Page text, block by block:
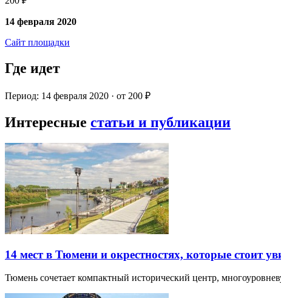
14 февраля 2020
Сайт площадки
Где идет
Период: 14 февраля 2020 · от 200 ₽
Интересные статьи и публикации
14 мест в Тюмени и окрестностях, которые стоит
Тюмень сочетает компактный исторический центр,